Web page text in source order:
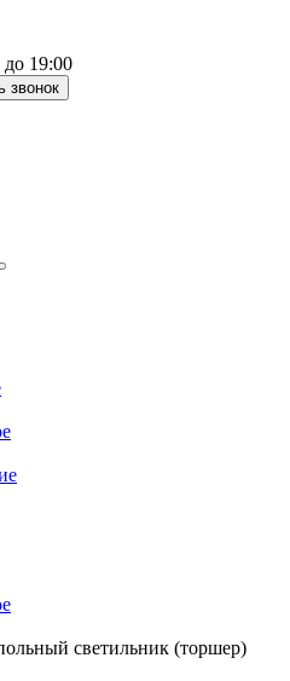
19:00
звонок
светильник (торшер)